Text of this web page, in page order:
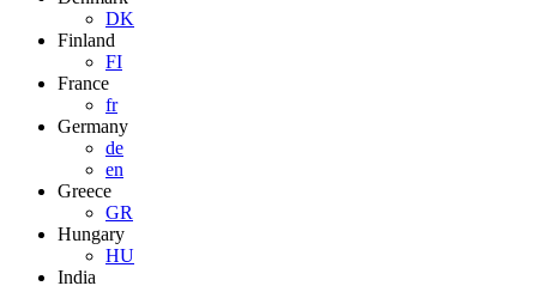
DK
Finland
FI
France
fr
Germany
de
en
Greece
GR
Hungary
HU
India